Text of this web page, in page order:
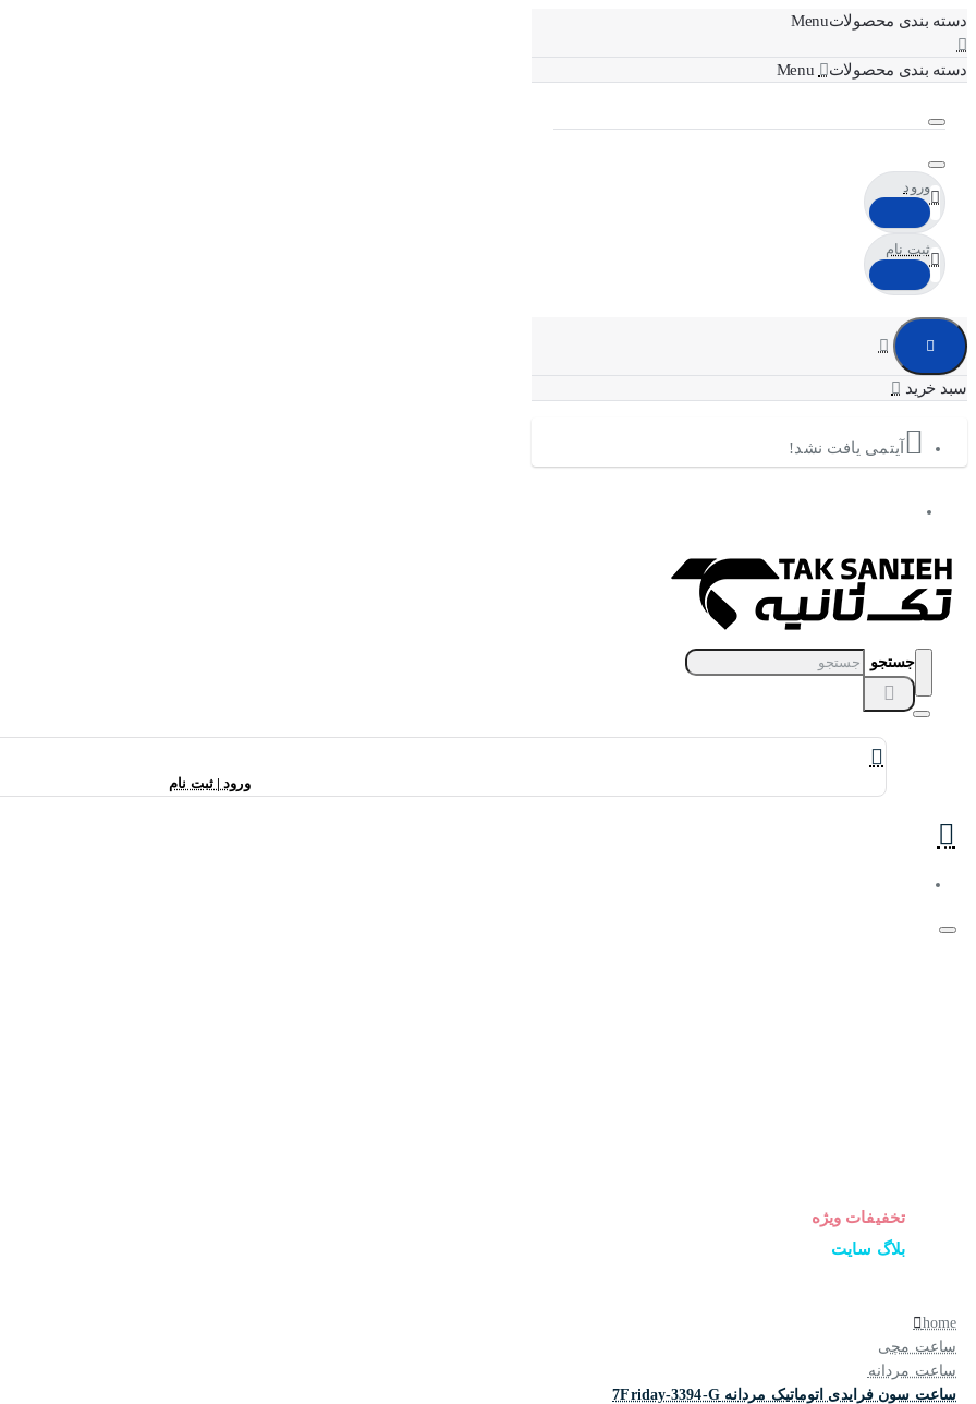
دسته بندی محصولات
دسته بندی محصولات
ورود
ثبت نام
آیتمی یافت نشد!
جستجو
ورود | ثبت نام
تخفیفات ویژه
بلاگ سایت
home
ساعت مچی
ساعت مردانه
ساعت سون فرایدی اتوماتیک مردانه 7Friday-3394-G